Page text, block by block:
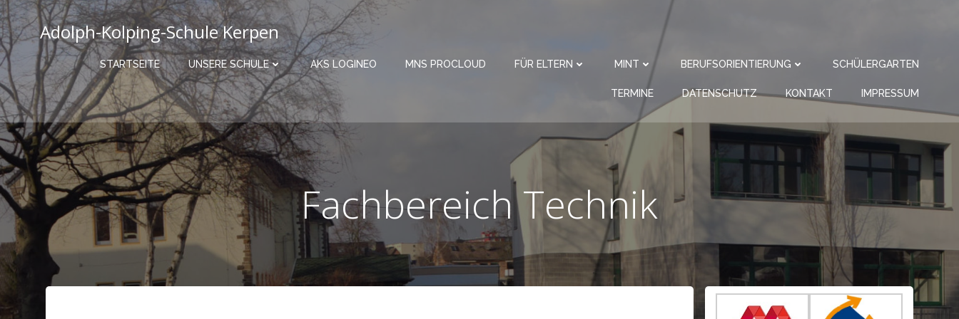
Zum
Inhalt
springenAdolph-Kolping-Schule Kerpen
STARTSEITE UNSERE SCHULE AKS LOGINEO MNS PROCLOUD FÜR ELTERN MINT BERUFSORIENTIERUNG SCHÜLERGARTEN
TERMINE DATENSCHUTZ KONTAKT IMPRESSUM
Fachbereich Technik